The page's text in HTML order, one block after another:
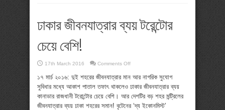
ঢাকার জীবনযাত্রার ব্যয় টরেন্টোর
চেয়ে বেশি!
17th March 2016 Comments Offon
জীবনযাত্রার
ব্যয়
টরেন্টোর
বেশি!
১৭ মার্চ ২০১৬: দুই শহরের জীবনযাত্রার মান আর নাগরিক সুযোগ
সুবিধার মধ্যে আকাশ পাতাল তফাৎ থাকলেও ঢাকার জীবনযাত্রার ব্যয়
কানাডার রাজধানী টরোন্টোর চেয়ে বেশি। আর দেশটির বড় শহর মন্ট্রিলের
জীবনযাত্রার ব্যয় ঢাকা শহরের সমান! বৃটেনের ‘দ্য ইকোনমিস্ট’